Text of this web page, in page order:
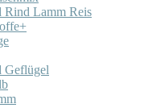
Lamm Reis